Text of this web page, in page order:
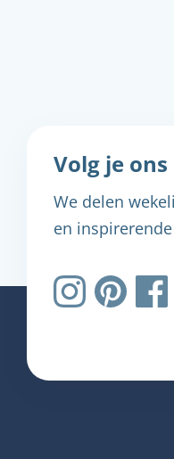
Volg je ons
We delen
en